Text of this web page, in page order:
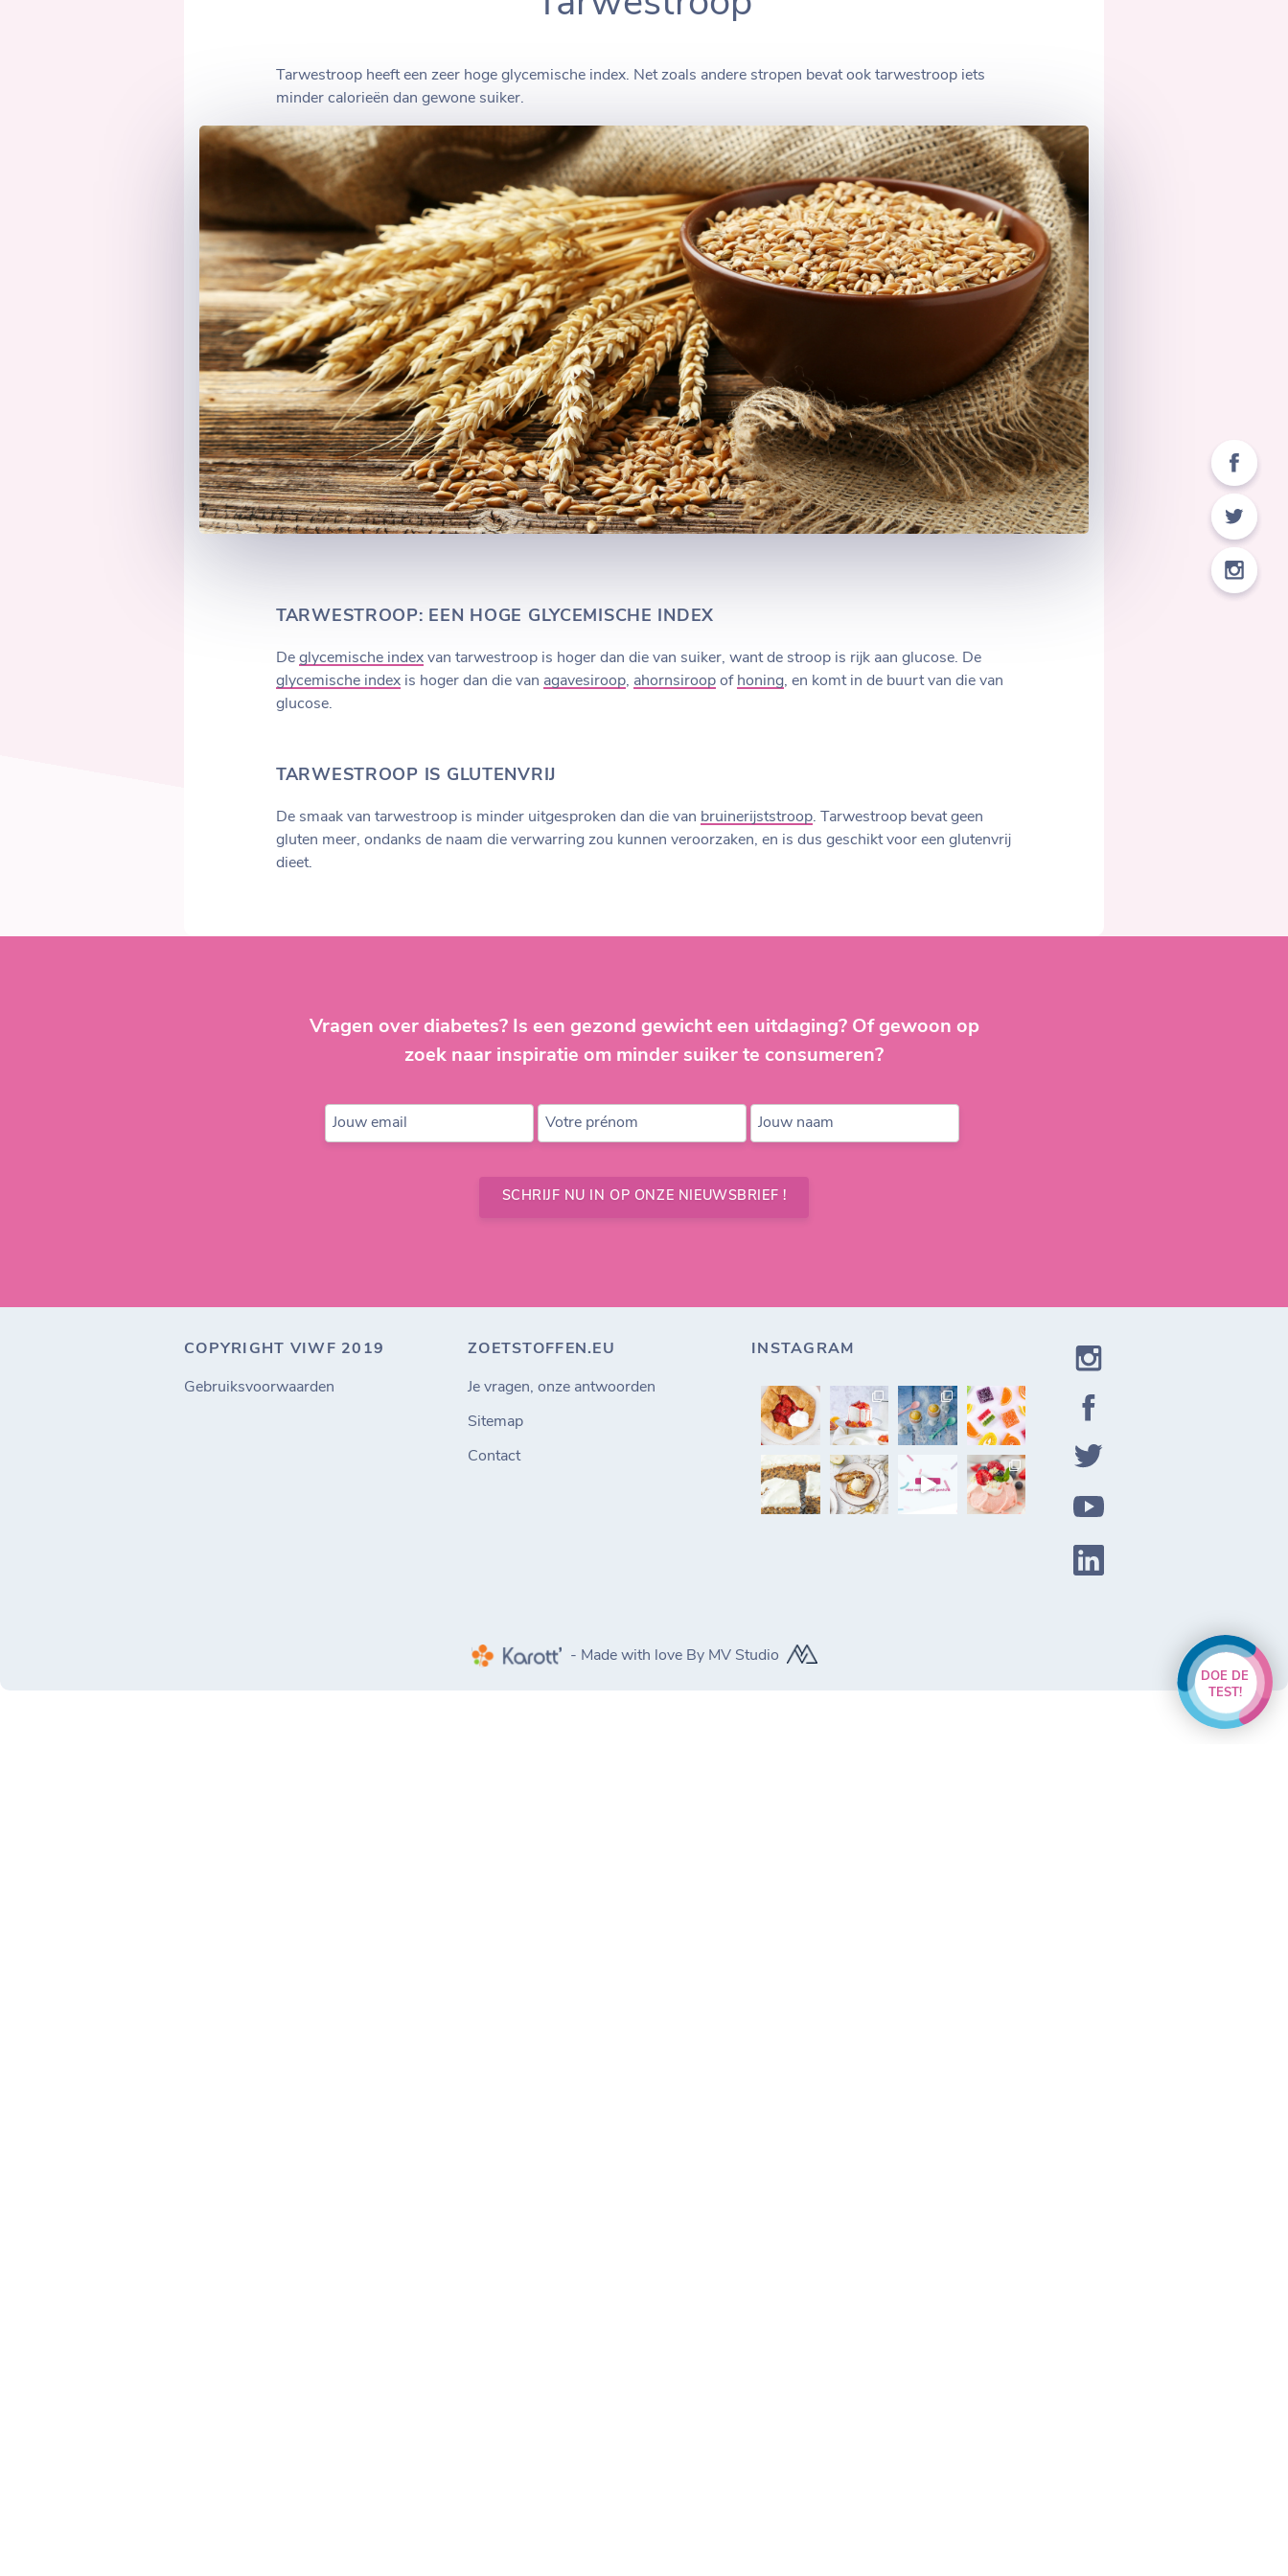
DOE DE
TEST!
Tarwestroop heeft een zeer hoge glycemische index. Net zoals andere stropen bevat ook tarwestroop iets
minder calorieën dan gewone suiker.
TARWESTROOP: EEN HOGE GLYCEMISCHE INDEX
De glycemische index van tarwestroop is hoger dan die van suiker, want de stroop is rijk aan glucose. De
glycemische index is hoger dan die van agavesiroop, ahornsiroop of honing, en komt in de buurt van die van
glucose.
TARWESTROOP IS GLUTENVRIJ
De smaak van tarwestroop is minder uitgesproken dan die van bruinerijststroop. Tarwestroop bevat geen
gluten meer, ondanks de naam die verwarring zou kunnen veroorzaken, en is dus geschikt voor een glutenvrij
dieet.
Vragen over diabetes? Is een gezond gewicht een uitdaging? Of gewoon op
zoek naar inspiratie om minder suiker te consumeren?
Jouw email Votre prénom Jouw naam
SCHRIJF NU IN OP ONZE NIEUWSBRIEF !
COPYRIGHT VIWF 2019
Gebruiksvoorwaarden
ZOETSTOFFEN.EU
Je vragen, onze antwoorden
Sitemap
Contact
INSTAGRAM
- Made with love By MV Studio